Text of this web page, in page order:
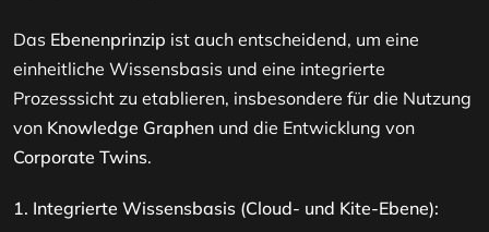
Das Ebenenprinzip ist auch entscheidend, um eine
einheitliche Wissensbasis und eine integrierte
Prozesssicht zu etablieren, insbesondere für die Nutzung
von Knowledge Graphen und die Entwicklung von
Corporate Twins.
1. Integrierte Wissensbasis (Cloud- und Kite-Ebene):